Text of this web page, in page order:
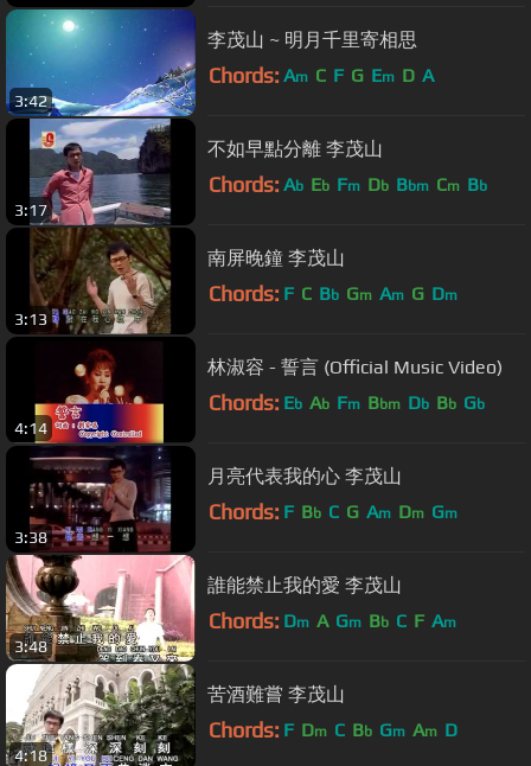
3:42
李茂山 ~ 明月千里寄相思
Chords: Am C F G Em D A
3:17
不如早點分離 李茂山
Chords: Ab Eb Fm Db Bbm Cm Bb
3:13
南屏晚鐘 李茂山
Chords: F C Bb Gm Am G Dm
4:14
林淑容 - 誓言 (Official Music Video)
Chords: Eb Ab Fm Bbm Db Bb Gb
3:38
月亮代表我的心 李茂山
Chords: F Bb C G Am Dm Gm
3:48
誰能禁止我的愛 李茂山
Chords: Dm A Gm Bb C F Am
4:18
苦酒難嘗 李茂山
Chords: F Dm C Bb Gm Am D